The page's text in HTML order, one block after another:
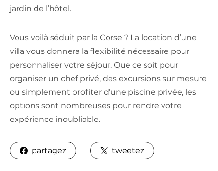
jardin de l’hôtel.
Vous voilà séduit par la Corse ? La location d’une
villa vous donnera la flexibilité nécessaire pour
personnaliser votre séjour. Que ce soit pour
organiser un chef privé, des excursions sur mesure
ou simplement profiter d’une piscine privée, les
options sont nombreuses pour rendre votre
expérience inoubliable.
partagez tweetez